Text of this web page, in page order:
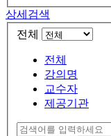
상세검색
전체
전체
강의명
교수자
제공기관